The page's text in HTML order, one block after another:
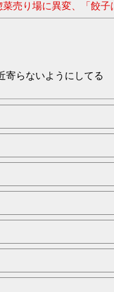
売り場に異変、「餃
寄らないようにしてる